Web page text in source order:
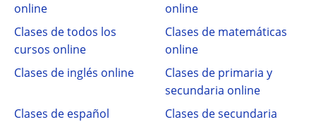
online
online
Clases de todos los
cursos online
Clases de matemáticas
online
Clases de inglés online
Clases de primaria y
secundaria online
Clases de español
Clases de secundaria